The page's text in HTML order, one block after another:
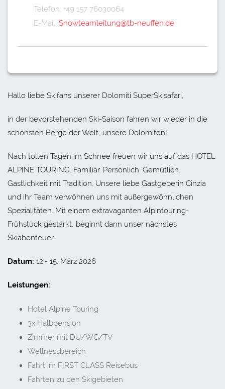
Telefon: ‭+49 157 76030064‬
E-Mail: Snowteamleitung@tb-neuffen.de
Hallo liebe Skifans unserer Dolomiti SuperSkisafari,
in der bevorstehenden Ski-Saison fahren wir wieder in die
schönsten Berge der Welt, unsere Dolomiten!
Nach tollen Tagen im Schnee freuen wir uns auf das HOTEL
ALPINE TOURING. Familiär. Persönlich. Gemütlich.
Gastlichkeit mit Tradition. Unsere liebe Gastgeberin Cinzia
und ihr Team verwöhnen uns mit außergewöhnlichen
Spezialitäten. Mit einem extravaganten Alpintouring-
Frühstück gestärkt, beginnt dann unser nächstes
Skiabenteuer.
Datum: 12.- 15. März 2026
Leistungen:
Hotel Alpine Touring
3x Halbpension
Zimmer mit DU/WC/TV
Wellnessbereich
Fahrt im FIRST CLASS Reisebus
Fahrten zu den Skigebieten